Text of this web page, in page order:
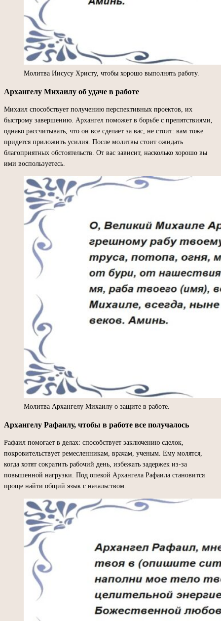
Молитва Иисусу Христу, чтобы хорошо выполнять работу.
Архангелу Михаилу об удаче в работе
Михаил способствует получению перспективных проектов, их
быстрому завершению. Архангел поможет в борьбе с препятствиями,
однако рассчитывать, что он все сделает за вас, не стоит: вам тоже
придется приложить усилия. После молитвы стоит ожидать
благоприятных обстоятельств. От вас зависит, насколько хорошо вы
ими воспользуетесь.
Молитва Архангелу Михаилу о защите в работе.
Архангелу Рафаилу, чтобы в работе все получалось
Рафаил помогает в делах: способствует заключению сделок,
покровительствует ремесленникам, врачам, ученым. Ему молятся,
когда хотят сократить рабочий день, избежать задержек из-за
повышенной нагрузки. Под опекой Архангела Рафаила становится
проще найти общий язык с начальством.